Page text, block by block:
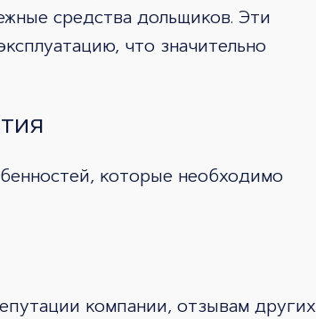
средства дольщиков. Эти
что значительно
которые необходимо
компании, отзывам других